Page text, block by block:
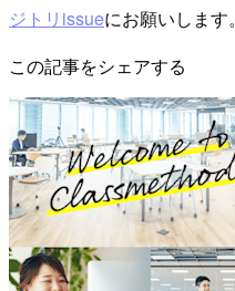
ジトリissueにお願いします。
この記事をシェアする